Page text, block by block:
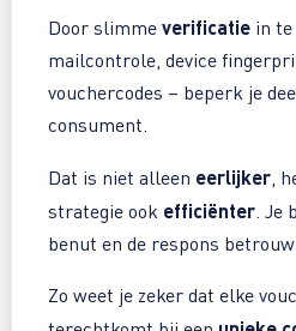
Door slimme verificatie in te
mailcontrole, device
vouchercodes – beperk je
consument.
Dat is niet alleen eerlijker ,
strategie ook efficiënter .
benut en de respons
Zo weet je zeker dat elke